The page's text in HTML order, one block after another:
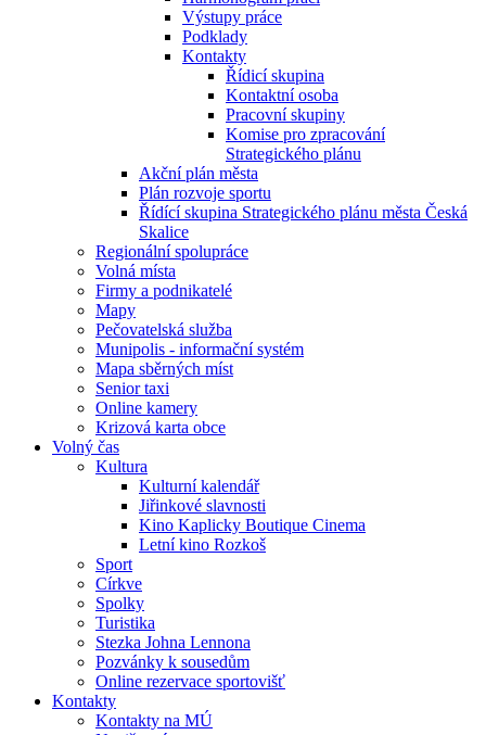
Výstupy práce
Podklady
Kontakty
Řídicí skupina
Kontaktní osoba
Pracovní skupiny
Komise pro zpracování
Strategického plánu
Akční plán města
Plán rozvoje sportu
Řídící skupina Strategického plánu města Česká
Skalice
Regionální spolupráce
Volná místa
Firmy a podnikatelé
Mapy
Pečovatelská služba
Munipolis - informační systém
Mapa sběrných míst
Senior taxi
Online kamery
Krizová karta obce
Volný čas
Kultura
Kulturní kalendář
Jiřinkové slavnosti
Kino Kaplicky Boutique Cinema
Letní kino Rozkoš
Sport
Církve
Spolky
Turistika
Stezka Johna Lennona
Pozvánky k sousedům
Online rezervace sportovišť
Kontakty
Kontakty na MÚ